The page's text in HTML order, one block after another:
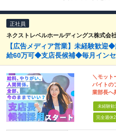
正社員
ネクストレベルホールディングス株式会
【広告メディア営業】未経験歓迎
給60万可◆支店長候補◆毎月イン
＼モット
バイトの
業部⻑へ
未経験歓
完全週休2